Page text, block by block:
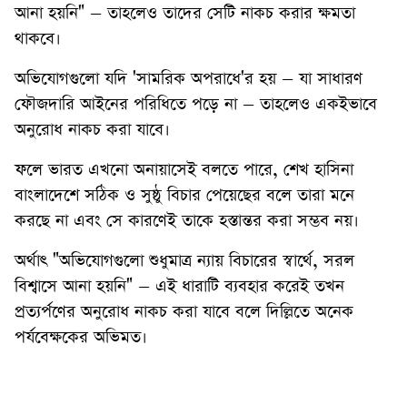
আনা হয়নি" – তাহলেও তাদের সেটি নাকচ করার ক্ষমতা
থাকবে।
অভিযোগগুলো যদি 'সামরিক অপরাধে'র হয় – যা সাধারণ
ফৌজদারি আইনের পরিধিতে পড়ে না – তাহলেও একইভাবে
অনুরোধ নাকচ করা যাবে।
ফলে ভারত এখনো অনায়াসেই বলতে পারে, শেখ হাসিনা
বাংলাদেশে সঠিক ও সুষ্ঠু বিচার পেয়েছের বলে তারা মনে
করছে না এবং সে কারণেই তাকে হস্তান্তর করা সম্ভব নয়।
অর্থাৎ "অভিযোগগুলো শুধুমাত্র ন্যায় বিচারের স্বার্থে, সরল
বিশ্বাসে আনা হয়নি" – এই ধারাটি ব্যবহার করেই তখন
প্রত্যর্পণের অনুরোধ নাকচ করা যাবে বলে দিল্লিতে অনেক
পর্যবেক্ষকের অভিমত।